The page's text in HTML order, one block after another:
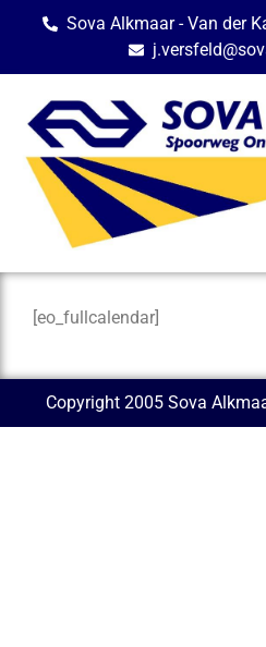
Sova Alkmaar - Van der
[eo_fullcalendar]
Copyright 2005 Sova